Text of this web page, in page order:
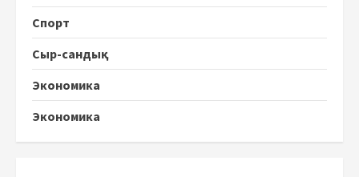
Спорт
Сыр-сандық
Экономика
Экономика